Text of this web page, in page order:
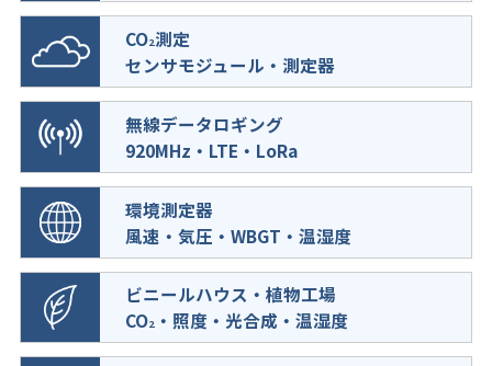
CO2測定
センサモジュール・測定器
無線データロギング
920MHz・LTE・LoRa
環境測定器
風速・気圧・WBGT・温湿度
ビニールハウス・植物工場
CO2 ・照度・光合成・温湿度